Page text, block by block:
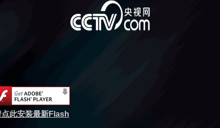
点此安装最新Flash